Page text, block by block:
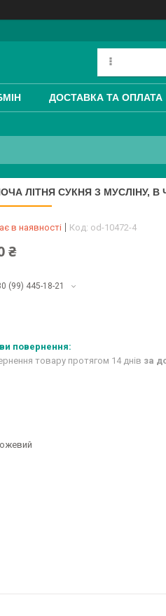
ДОСТАВКА ТА ОПЛАТА
ЛІТНЯ СУКНЯ З МУСЛІНУ, В
в наявності Код: od-10472-4
₴
(99) 445-18-21
товару протягом 14 днів за